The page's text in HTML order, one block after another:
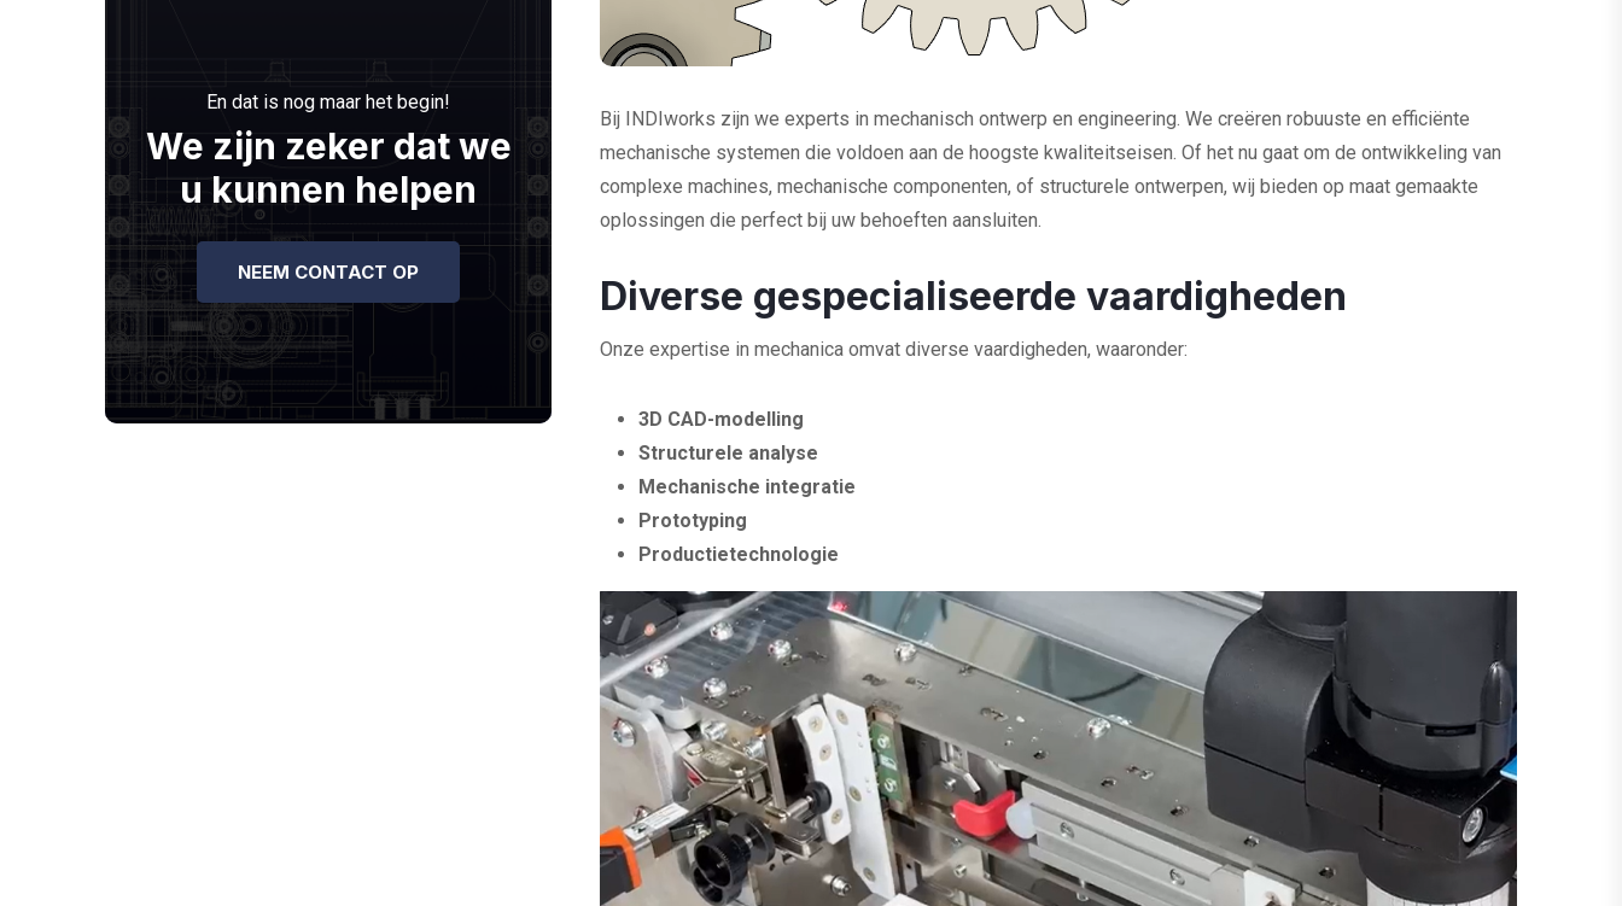
Bij INDIworks zijn we experts in mechanisch ontwerp en engineering. We creëren robuuste en efficiënte
mechanische systemen die voldoen aan de hoogste kwaliteitseisen. Of het nu gaat om de ontwikkeling van
complexe machines, mechanische componenten, of structurele ontwerpen, wij bieden op maat gemaakte
oplossingen die perfect bij uw behoeften aansluiten.
Diverse gespecialiseerde vaardigheden
Onze expertise in mechanica omvat diverse vaardigheden, waaronder:
3D CAD-modelling
Structurele analyse
Mechanische integratie
Prototyping
Productietechnologie
En dat is nog maar het begin!
We zijn zeker dat we
u kunnen helpen
NEEM CONTACT OP